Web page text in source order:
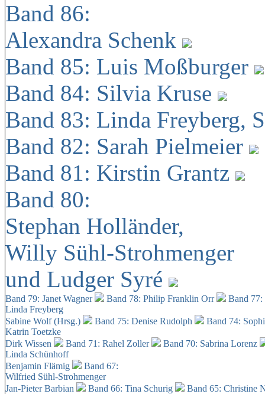
Band 86:
Alexandra Schenk
Band 85: Luis Moßburger
Band 84: Silvia Kruse
Band 83: Linda Freyberg,
Band 82: Sarah Pielmeier
Band 81: Kirstin Grantz
Band 80:
Stephan Holländer,
Willy Sühl-Strohmenger
und Ludger Syré
Band 79: Janet Wagner Band 78: Philip Franklin Orr
Band
Linda Freyberg
Sabine Wolf (Hrsg.)
Band 75: Denise Rudolph
Band 74:
Katrin Toetzke
Dirk Wissen
Band 71: Rahel Zoller
Band 70: Sabrina Lorenz
Linda Schünhoff
Benjamin Flämig
Band 67:
Wilfried Sühl-Strohmenger
Jan-Pieter Barbian
Band 66: Tina Schurig
Band 65: Christine